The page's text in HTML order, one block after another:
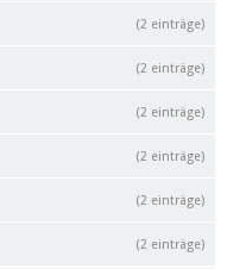
(2 einträge)
(2 einträge)
(2 einträge)
(2 einträge)
(2 einträge)
(2 einträge)